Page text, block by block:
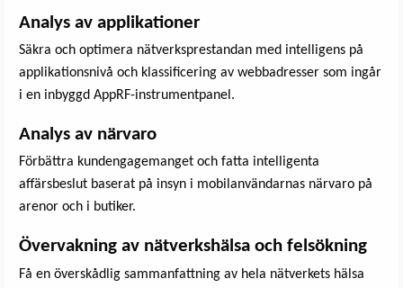
Analys av applikationer
Säkra och optimera nätverksprestandan med intelligens på
applikationsnivå och klassificering av webbadresser som ingår
i en inbyggd AppRF-instrumentpanel.
Analys av närvaro
Förbättra kundengagemanget och fatta intelligenta
affärsbeslut baserat på insyn i mobilanvändarnas närvaro på
arenor och i butiker.
Övervakning av nätverkshälsa och felsökning
Få en överskådlig sammanfattning av hela nätverkets hälsa